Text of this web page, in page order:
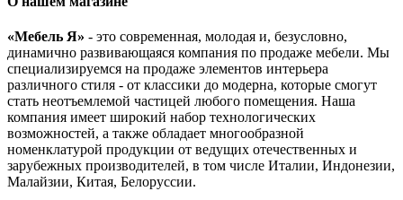
«Мебель Я» - это современная, молодая и, безусловно,
динамично развивающаяся компания по продаже мебели. Мы
специализируемся на продаже элементов интерьера
различного стиля - от классики до модерна, которые смогут
стать неотъемлемой частицей любого помещения. Наша
компания имеет широкий набор технологических
возможностей, а также обладает многообразной
номенклатурой продукции от ведущих отечественных и
зарубежных производителей, в том числе Италии, Индонезии,
Малайзии, Китая, Белоруссии.